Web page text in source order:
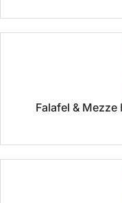
Falafel &